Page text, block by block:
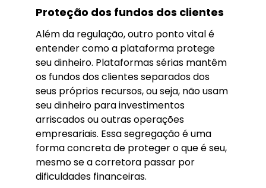
Proteção dos fundos dos clientes
Além da regulação, outro ponto vital é
entender como a plataforma protege
seu dinheiro. Plataformas sérias mantêm
os fundos dos clientes separados dos
seus próprios recursos, ou seja, não usam
seu dinheiro para investimentos
arriscados ou outras operações
empresariais. Essa segregação é uma
forma concreta de proteger o que é seu,
mesmo se a corretora passar por
dificuldades financeiras.